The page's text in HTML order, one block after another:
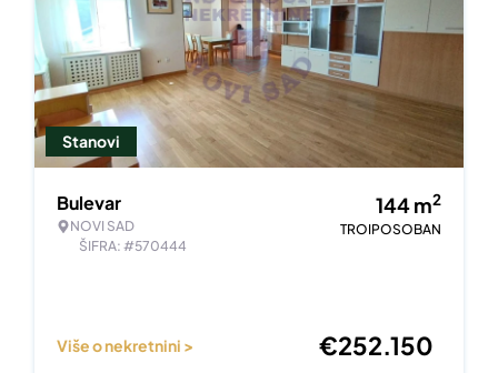
Stanovi
Bulevar
NOVI SAD
ŠIFRA: #570444
144m2
TROIPOSOBAN
Više o nekretnini > €252.150